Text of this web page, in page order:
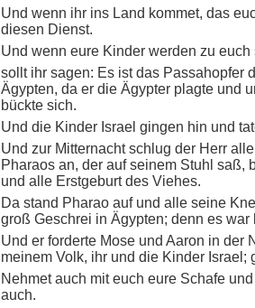
Und wenn ihr ins Land kommet, das
diesen Dienst.
Und wenn eure Kinder werden zu
sollt ihr sagen: Es ist das Passahopfer
Ägypten, da er die Ägypter plagte und
bückte sich.
Und die Kinder Israel gingen hin und
Und zur Mitternacht schlug der Herr
Pharaos an, der auf seinem Stuhl saß,
und alle Erstgeburt des Viehes.
Da stand Pharao auf und alle seine
groß Geschrei in Ägypten; denn es
Und er forderte Mose und Aaron in der
meinem Volk, ihr und die Kinder
Nehmet auch mit euch eure Schafe
auch.